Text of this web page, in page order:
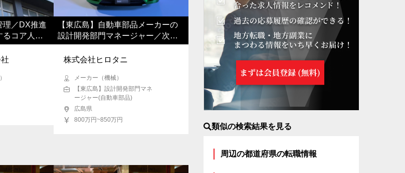
理／DX推進
るコア人材
【東広島】自動車部品メーカーの
設計開発部門マネージャー／次世
代育成
株式会社ヒロタニ
メーカー（機械）
【東広島】設計開発部門マネ
ージャー(自動車部品)
広島県
800万円~850万円
類似の検索結果を見る
周辺の都道府県の転職情報